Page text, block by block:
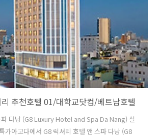
추천호텔 01/대학교닷컴/베트남호텔
파 다낭 (G8 Luxury Hotel and Spa Da Nang) 실
가아고다에서 G8 럭셔리 호텔 앤 스파 다낭 (G8